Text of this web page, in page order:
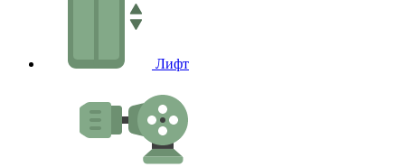
Лифт